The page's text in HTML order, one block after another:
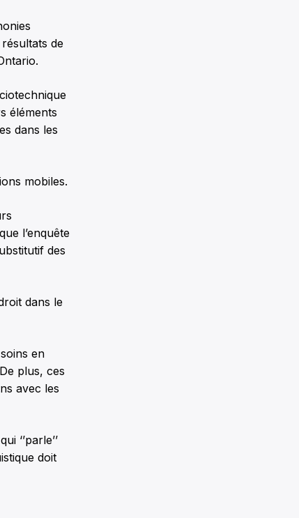
de
éléments
dans les
mobiles.
l’enquête
des
dans le
en
plus, ces
avec les
‘’parle’’
doit